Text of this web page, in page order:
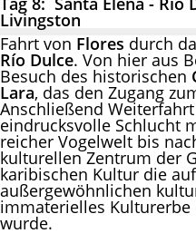
Livingston
Fahrt von Flores durch
Río Dulce. Von hier aus
Besuch des historischen
Lara, das den Zugang
Anschließend
eindrucksvolle Schlucht
reicher Vogelwelt bis
kulturellen Zentrum der
karibischen Kultur die
außergewöhnlichen
immaterielles
wurde.